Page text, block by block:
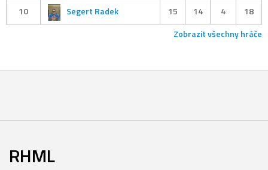
10
Segert Radek 15 14 4
18
Zobrazit všechny hráče
RHML